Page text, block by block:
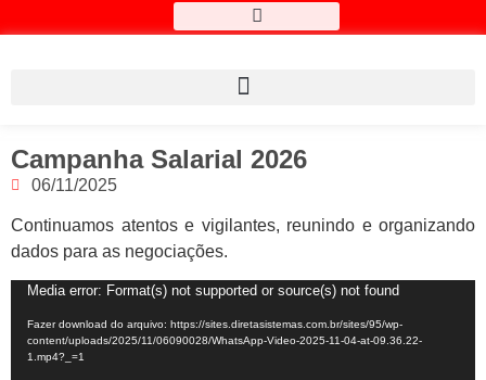
Campanha Salarial 2026
06/11/2025
Continuamos atentos e vigilantes, reunindo e organizando
dados para as negociações.
Tocador
de
vídeo
Media error: Format(s) not supported or source(s) not found
Fazer download do arquivo: https://sites.diretasistemas.com.br/sites/95/wp-
content/uploads/2025/11/06090028/WhatsApp-Video-2025-11-04-at-09.36.22-
1.mp4?_=1